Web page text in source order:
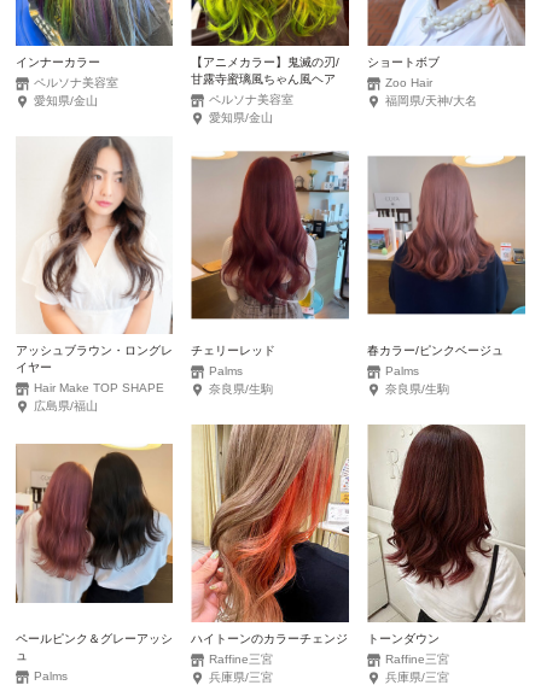
インナーカラー
ペルソナ美容室
愛知県/金山
【アニメカラー】鬼滅の刃/
甘露寺蜜璃風ちゃん風ヘア
ペルソナ美容室
愛知県/金山
ショートボブ
Zoo Hair
福岡県/天神/大名
アッシュブラウン・ロングレ
イヤー
Hair Make TOP SHAPE
広島県/福山
チェリーレッド
Palms
奈良県/生駒
春カラー/ピンクベージュ
Palms
奈良県/生駒
ペールピンク＆グレーアッシ
ュ
Palms
ハイトーンのカラーチェンジ
Raffine三宮
兵庫県/三宮
トーンダウン
Raffine三宮
兵庫県/三宮